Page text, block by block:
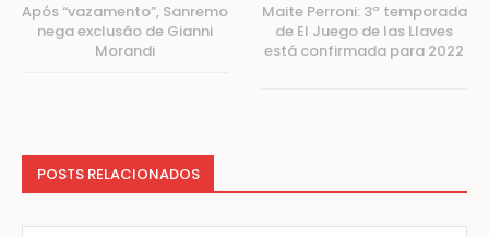
Após “vazamento”, Sanremo
nega exclusão de Gianni
Morandi
Maite Perroni: 3ª temporada
de El Juego de las Llaves
está confirmada para 2022
POSTS RELACIONADOS